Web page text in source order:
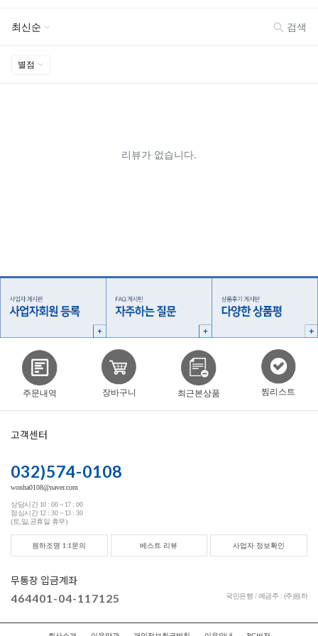
주문내역 장바구니 최근본상품 찜리스트
고객센터
032)574-0108
wonha0108@naver.com
상담시간 10 : 00 ~ 17 : 00
점심시간 12 : 30 ~ 13 : 30
(토,일,공휴일 휴무)
원하조명 1:1문의 베스트 리뷰 사업자 정보확인
무통장 입금계좌
464401-04-117125 국민은행 / 예금주 : (주)원하